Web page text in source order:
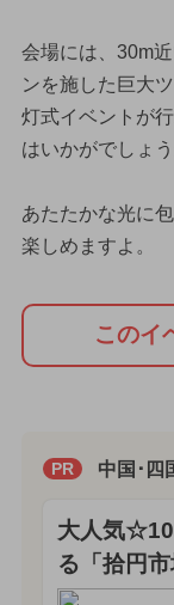
会場には、30m
ンを施した巨大
灯式イベントが
はいかがでしょ
あたたかな光に
楽しめますよ。
このイ
PR 中国･四
大人気☆10
る「拾円